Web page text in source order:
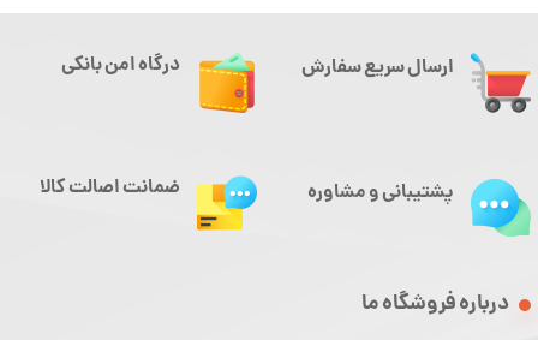
ارسال سریع سفارش
درباره فروشگاه ما
درگاه امن بانکی
پشتیبانی و مشاوره ضمانت اصالت کالا